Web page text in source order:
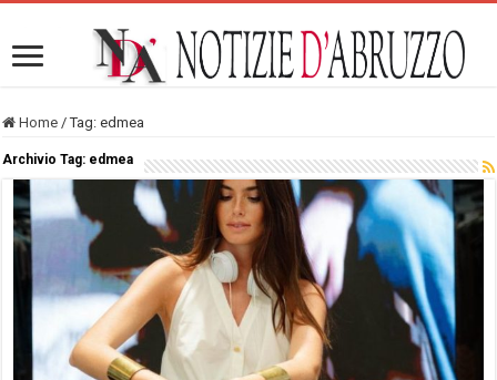
Home / Tag:edmea
Archivio Tag: edmea